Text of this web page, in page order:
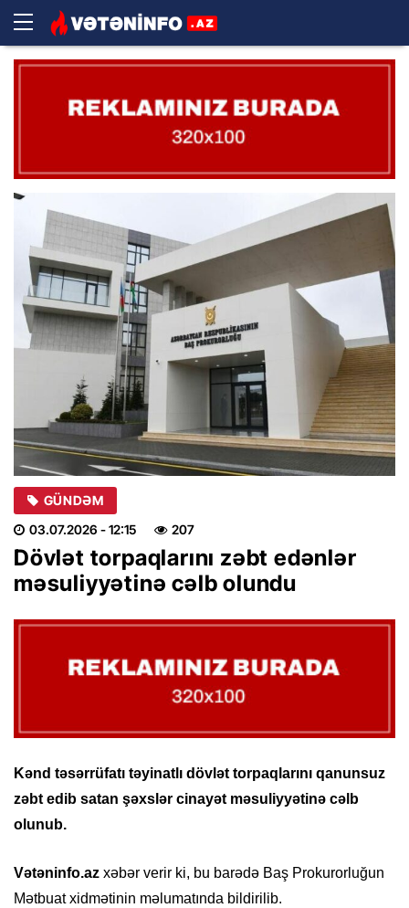
GÜNDƏM
03.07.2026 - 12:15 207
Dövlət torpaqlarını zəbt edənlər
məsuliyyətinə cəlb olundu
Kənd təsərrüfatı təyinatlı dövlət torpaqlarını qanunsuz
zəbt edib satan şəxslər cinayət məsuliyyətinə cəlb
olunub.
Vətəninfo.az xəbər verir ki, bu barədə Baş Prokurorluğun
Mətbuat xidmətinin məlumatında bildirilib.